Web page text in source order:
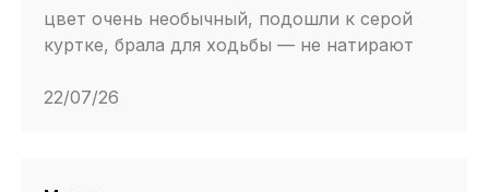
цвет очень необычный, подошли к серой
куртке, брала для ходьбы — не натирают
22/07/26